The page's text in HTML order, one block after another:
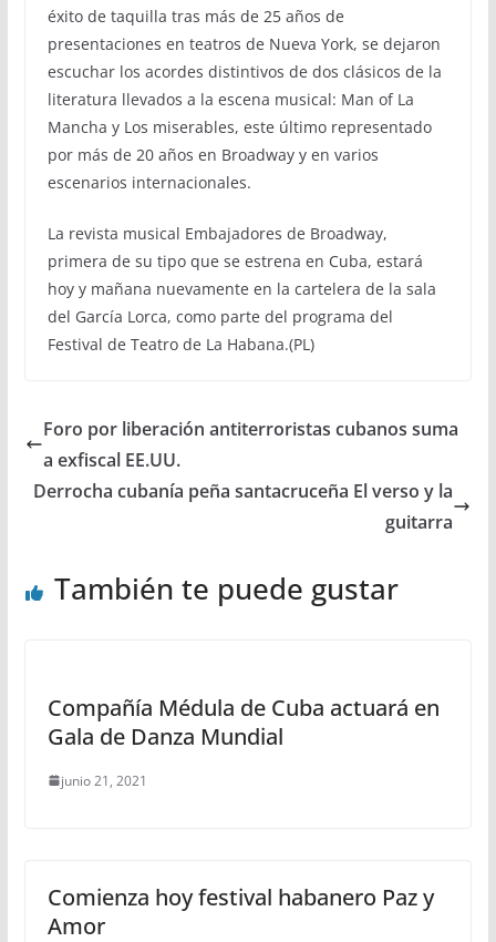
éxito de taquilla tras más de 25 años de
presentaciones en teatros de Nueva York, se dejaron
escuchar los acordes distintivos de dos clásicos de la
literatura llevados a la escena musical: Man of La
Mancha y Los miserables, este último representado
por más de 20 años en Broadway y en varios
escenarios internacionales.
La revista musical Embajadores de Broadway,
primera de su tipo que se estrena en Cuba, estará
hoy y mañana nuevamente en la cartelera de la sala
del García Lorca, como parte del programa del
Festival de Teatro de La Habana.(PL)
Foro por liberación antiterroristas cubanos suma
a exfiscal EE.UU.
Derrocha cubanía peña santacruceña El verso y la
guitarra
También te puede gustar
Compañía Médula de Cuba actuará en
Gala de Danza Mundial
junio 21, 2021
Comienza hoy festival habanero Paz y
Amor